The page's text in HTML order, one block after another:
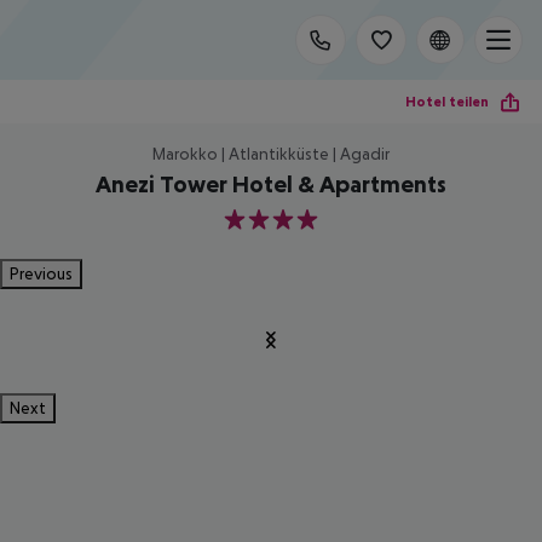
Hotel teilen
Marokko | Atlantikküste | Agadir
Anezi Tower Hotel & Apartments
4
Previous
Next